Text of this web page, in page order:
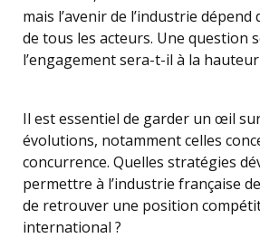
mais l’avenir de l’industrie dépend
de tous les acteurs. Une question
l’engagement sera-t-il à la
Il est essentiel de garder un œil
évolutions, notamment celles
concurrence. Quelles stratégies
permettre à l’industrie française
de retrouver une position
international ?